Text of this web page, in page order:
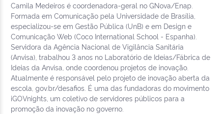
Camila Medeiros é coordenadora-geral no GNova/Enap.
Formada em Comunicação pela Universidade de Brasília,
especializou-se em Gestão Pública (UnB) e em Design e
Comunicação Web (Coco International School - Espanha).
Servidora da Agência Nacional de Vigilância Sanitária
(Anvisa), trabalhou 3 anos no Laboratório de Ideias/Fábrica de
Ideias da Anvisa, onde coordenou projetos de inovação.
Atualmente é responsável pelo projeto de inovação aberta da
escola, gov.br/desafios. É uma das fundadoras do movimento
iGOVnights, um coletivo de servidores públicos para a
promoção da inovação no governo.